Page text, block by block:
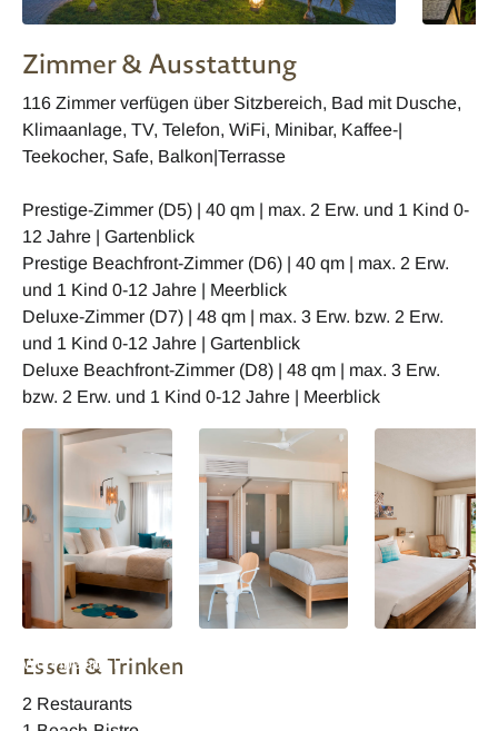
Zimmer & Ausstattung
116 Zimmer verfügen über Sitzbereich, Bad mit Dusche,
Klimaanlage, TV, Telefon, WiFi, Minibar, Kaffee-|
Teekocher, Safe, Balkon|Terrasse
Prestige-Zimmer (D5) | 40 qm | max. 2 Erw. und 1 Kind 0-
12 Jahre | Gartenblick
Prestige Beachfront-Zimmer (D6) | 40 qm | max. 2 Erw.
und 1 Kind 0-12 Jahre | Meerblick
Deluxe-Zimmer (D7) | 48 qm | max. 3 Erw. bzw. 2 Erw.
und 1 Kind 0-12 Jahre | Gartenblick
Deluxe Beachfront-Zimmer (D8) | 48 qm | max. 3 Erw.
bzw. 2 Erw. und 1 Kind 0-12 Jahre | Meerblick
Wohnbeispiel
Essen & Trinken
2 Restaurants